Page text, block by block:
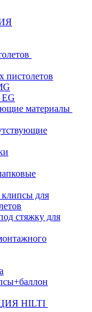
пистолетов
материалы
для
стяжку для
HILTI